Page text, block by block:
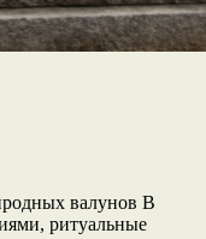
валунов В
ритуальные